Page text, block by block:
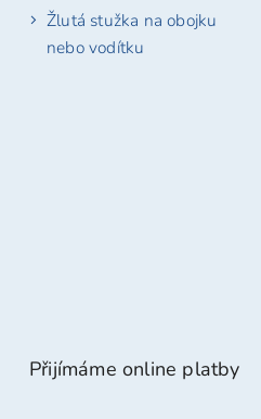
Žlutá stužka na obojku
nebo vodítku
Přijímáme online platby